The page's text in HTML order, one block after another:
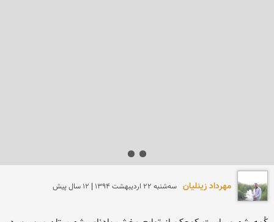
مهرداد زینلیان سه‌شنبه 22 ارديبهشت 1394 | 12 سال پیش